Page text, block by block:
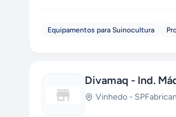
Equipamentos para Suinocultura
Divamaq - Ind.
Vinhedo - SP